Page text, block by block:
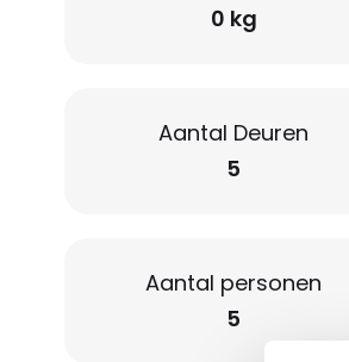
0 kg
Aantal Deuren
5
Aantal personen
5